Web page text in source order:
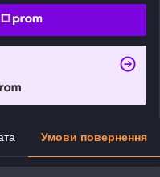
Умови повернення